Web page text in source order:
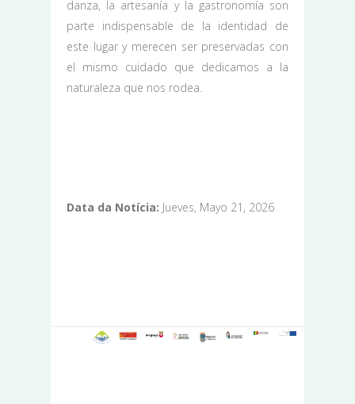
danza, la artesanía y la gastronomía son
parte indispensable de la identidad de
este lugar y merecen ser preservadas con
el mismo cuidado que dedicamos a la
naturaleza que nos rodea.
Data da Notícia: Jueves, Mayo 21, 2026